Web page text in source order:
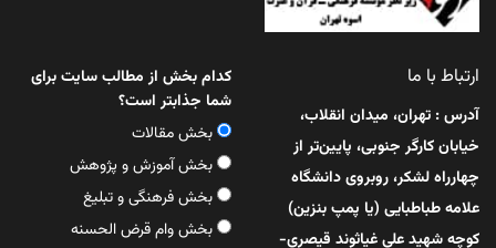
ارتباط با ما
آدرس : تهران، میدان انقلاب،
خیابان کارگر جنوبی، پایین‌تر از
چهارراه لشکر، روبروی دانشگاه
علامه طباطبایی (یا پمپ بنزین)
کوچه شهید علی غیاثوند قیصری-
کدام بخش از مطالب سایت برای
شما جذابتر است؟
بخش مقالات
بخش آموزش و پژوهش
بخش فرهنگی و تبلیغ
بخش وام قرض الحسنه